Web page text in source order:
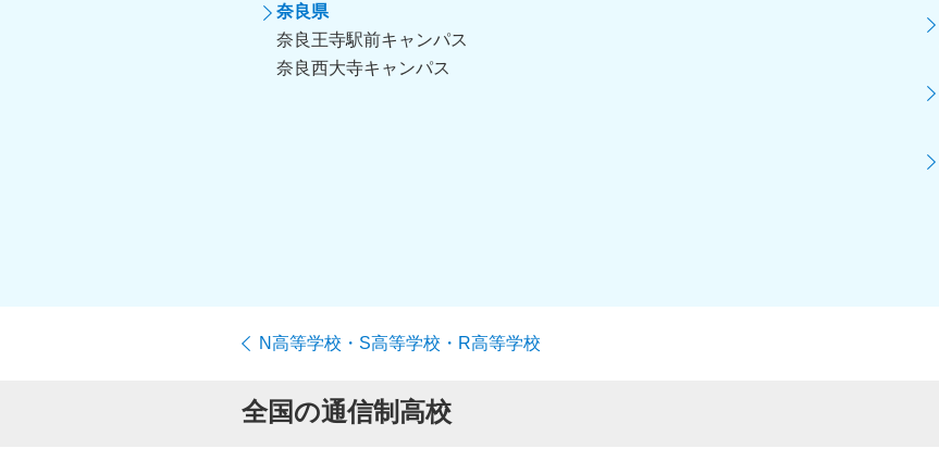
奈良県
奈良王寺駅前キャンパス
奈良西大寺キャンパス
N高等学校・S高等学校・R高等学校
全国の通信制高校